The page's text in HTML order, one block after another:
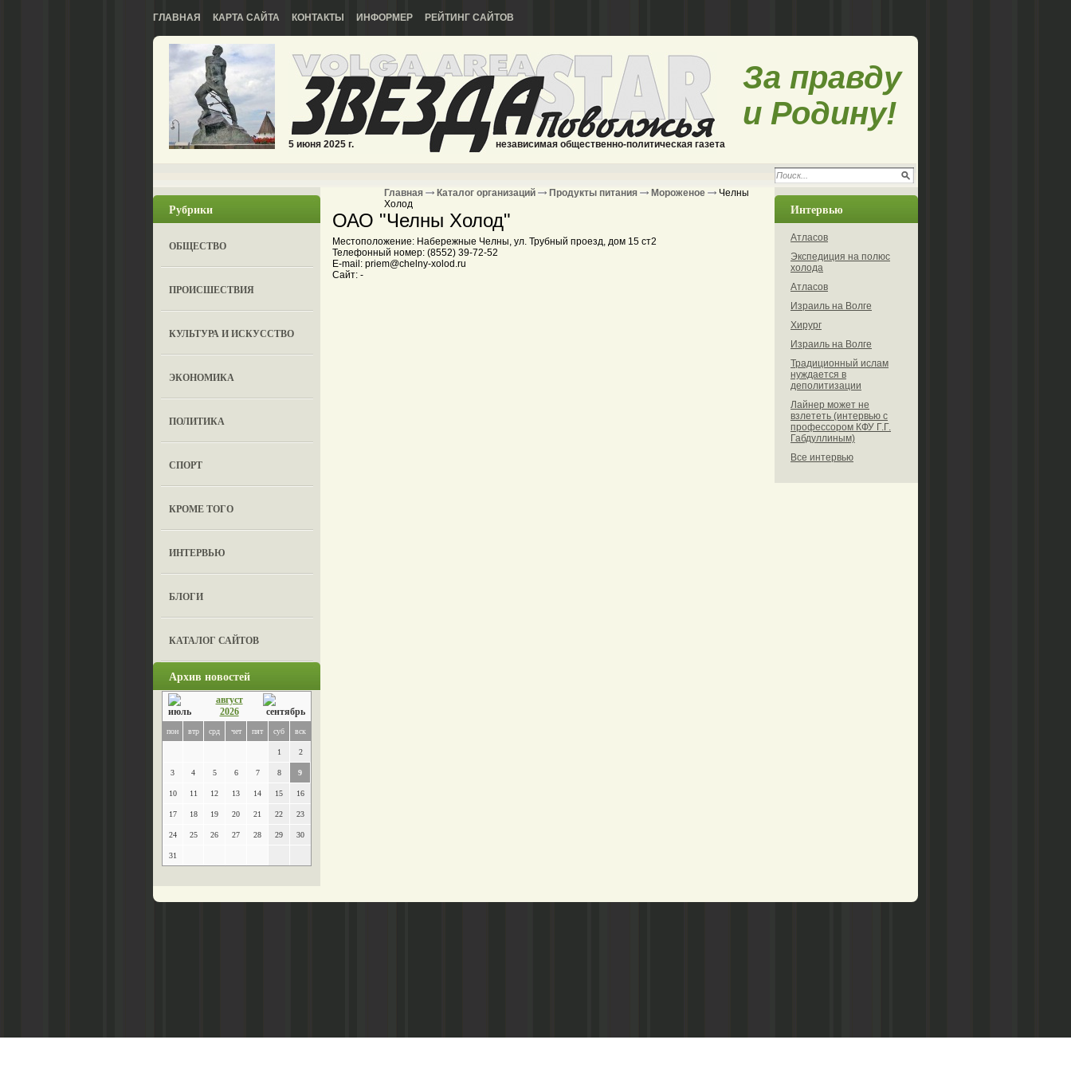
ГЛАВНАЯ КАРТА САЙТА КОНТАКТЫ ИНФОРМЕР РЕЙТИНГ САЙТОВ
5 июня 2025 г. независимая общественно-политическая газета
За правду
и Родину!
Рубрики
ОБЩЕСТВО
ПРОИСШЕСТВИЯ
КУЛЬТУРА И ИСКУССТВО
ЭКОНОМИКА
ПОЛИТИКА
СПОРТ
КРОМЕ ТОГО
ИНТЕРВЬЮ
БЛОГИ
КАТАЛОГ САЙТОВ
Архив новостей
август
2026
пон втр срд чет пят суб вск
1 2
3 4 5 6 7 8 9
10 11 12 13 14 15 16
17 18 19 20 21 22 23
24 25 26 27 28 29 30
31
Главная Каталог организаций Продукты питания Мороженое
Челны
Холод
ОАО "Челны Холод"
Местоположение: Набережные Челны, ул. Трубный проезд, дом 15 ст2
Телефонный номер: (8552) 39-72-52
E-mail: priem@chelny-xolod.ru
Сайт: -
Интервью
Атласов
Экспедиция на полюс
холода
Атласов
Израиль на Волге
Хирург
Израиль на Волге
Традиционный ислам
нуждается в
деполитизации
Лайнер может не
взлететь (интервью с
профессором КФУ Г.Г.
Габдуллиным)
Все интервью